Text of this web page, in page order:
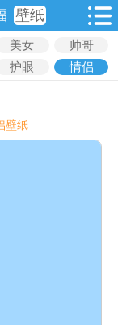
壁纸
美女
帅哥
护眼 情侣
壁纸